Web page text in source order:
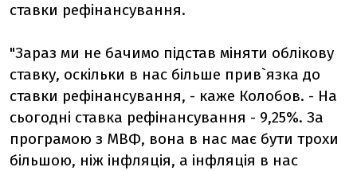
ставки рефінансування.
"Зараз ми не бачимо підстав міняти облікову
ставку, оскільки в нас більше прив`язка до
ставки рефінансування, - каже Колобов. - На
сьогодні ставка рефінансування - 9,25%. За
програмою з МВФ, вона в нас має бути трохи
більшою, ніж інфляція, а інфляція в нас